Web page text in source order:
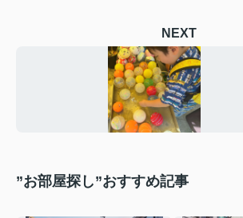
NEXT
”お部屋探し”おすすめ記事